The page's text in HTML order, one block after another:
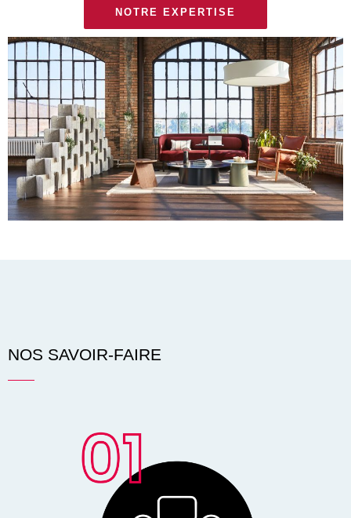
NOTRE EXPERTISE
NOS SAVOIR-FAIRE